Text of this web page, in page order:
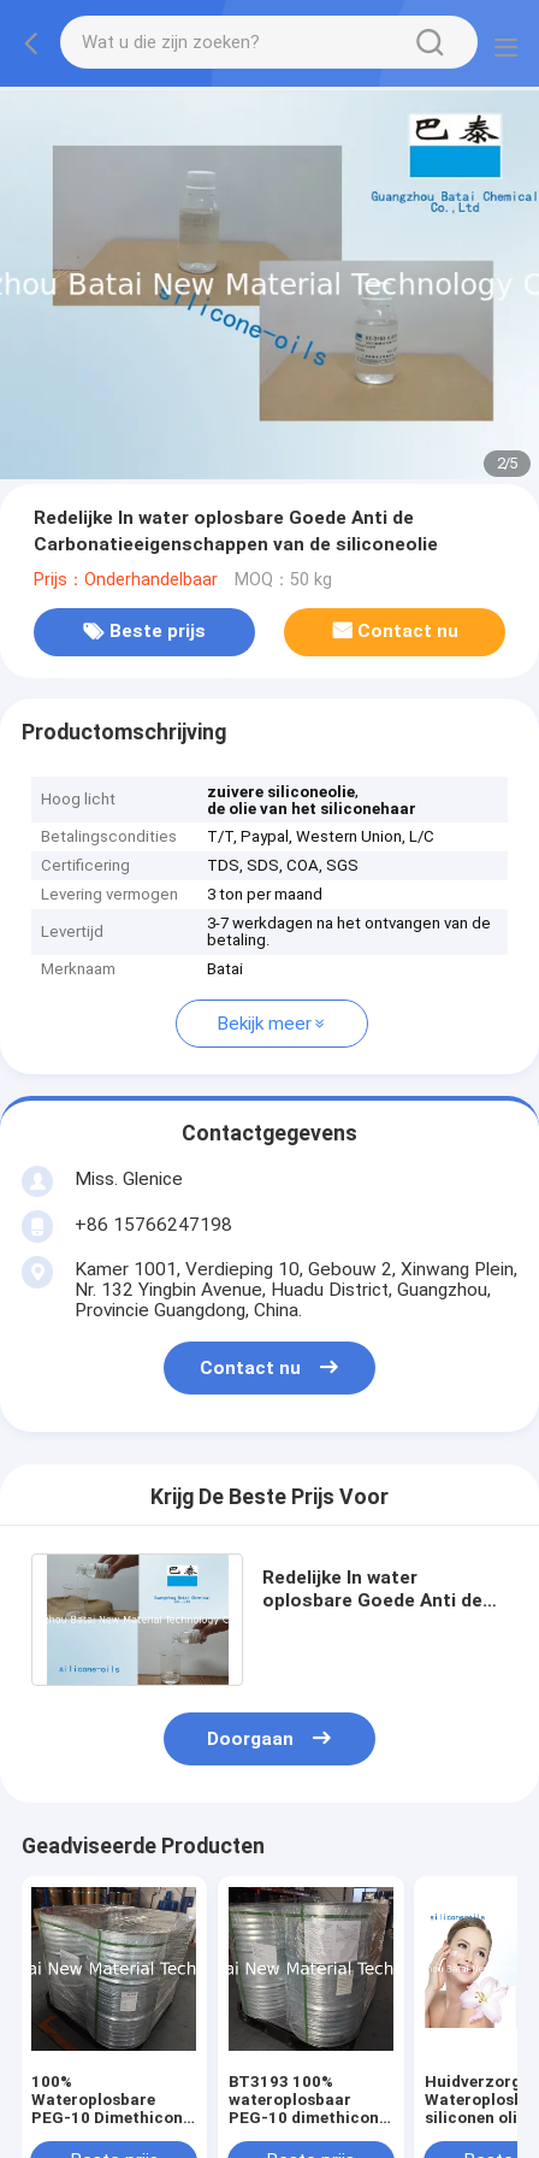
2/5
Redelijke In water oplosbare Goede Anti de
Carbonatieeigenschappen van de siliconeolie
Prijs：Onderhandelbaar MOQ：50 kg
Beste prijs Contact nu
Productomschrijving
Hoog licht zuivere siliconeolie,
de olie van het siliconehaar
Betalingscondities
T/T, Paypal, Western Union, L/C
Certificering
TDS, SDS, COA, SGS
Levering vermogen
3 ton per maand
Levertijd
3-7 werkdagen na het ontvangen van de
betaling.
Merknaam
Batai
Bekijk meer
Contactgegevens
Miss. Glenice
+86 15766247198
Kamer 1001, Verdieping 10, Gebouw 2, Xinwang Plein,
Nr. 132 Yingbin Avenue, Huadu District, Guangzhou,
Provincie Guangdong, China.
Contact nu
Krijg De Beste Prijs Voor
Redelijke In water
oplosbare Goede Anti de
Doorgaan
Geadviseerde Producten
100%
Wateroplosbare
PEG-10 Dimethicone
Lichtgewicht
BT3193 100%
wateroplosbaar
PEG-10 dimethicon
voor verbeterde
siliconen olie